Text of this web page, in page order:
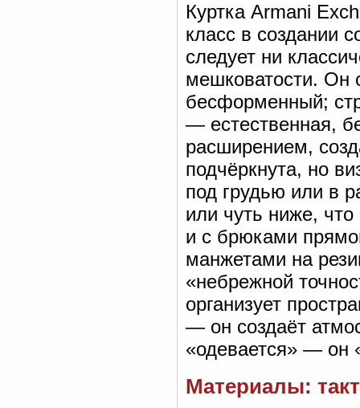
Куртка Armani
класс в создании
следует ни
мешковатости. Он
бесформенный;
— естественная,
расширением,
подчёркнута, но
под грудью или в
или чуть ниже, что
и с брюками
манжетами на
«небрежной
организует
— он создаёт
«одевается» — он
Материалы: